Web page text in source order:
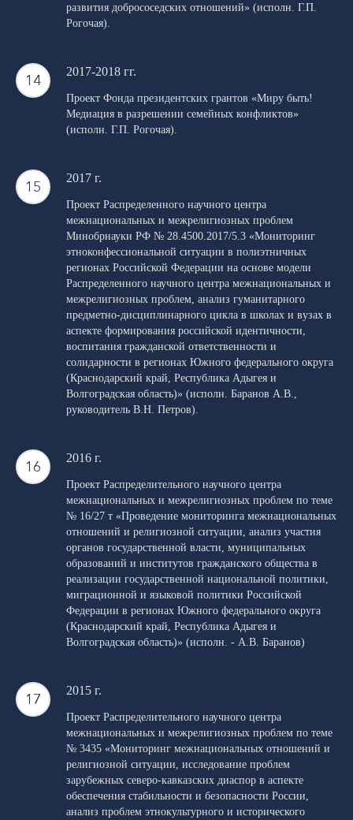
развития добрососедских отношений» (исполн. Г.П.
Рогочая).
2017-2018 гг.
Проект Фонда президентских грантов «Миру быть!
Медиация в разрешении семейных конфликтов»
(исполн. Г.П. Рогочая).
2017 г.
Проект Распределенного научного центра
межнациональных и межрелигиозных проблем
Минобрнауки РФ № 28.4500.2017/5.3 «Мониторинг
этноконфессиональной ситуации в полиэтничных
регионах Российской Федерации на основе модели
Распределенного научного центра межнациональных и
межрелигиозных проблем, анализ гуманитарного
предметно-дисциплинарного цикла в школах и вузах в
аспекте формирования российской идентичности,
воспитания гражданской ответственности и
солидарности в регионах Южного федерального округа
(Краснодарский край, Республика Адыгея и
Волгоградская область)» (исполн. Баранов А.В.,
руководитель В.Н. Петров).
2016 г.
Проект Распределительного научного центра
межнациональных и межрелигиозных проблем по теме
№ 16/27 т «Проведение мониторинга межнациональных
отношений и религиозной ситуации, анализ участия
органов государственной власти, муниципальных
образований и институтов гражданского общества в
реализации государственной национальной политики,
миграционной и языковой политики Российской
Федерации в регионах Южного федерального округа
(Краснодарский край, Республика Адыгея и
Волгоградская область)» (исполн. - А.В. Баранов)
2015 г.
Проект Распределительного научного центра
межнациональных и межрелигиозных проблем по теме
№ 3435 «Мониторинг межнациональных отношений и
религиозной ситуации, исследование проблем
зарубежных северо-кавказских диаспор в аспекте
обеспечения стабильности и безопасности России,
анализ проблем этнокультурного и исторического